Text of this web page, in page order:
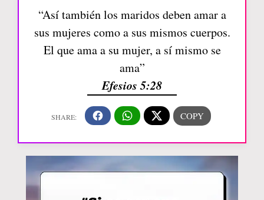
“Así también los maridos deben amar a
sus mujeres como a sus mismos cuerpos.
El que ama a su mujer, a sí mismo se
ama”
Efesios 5:28